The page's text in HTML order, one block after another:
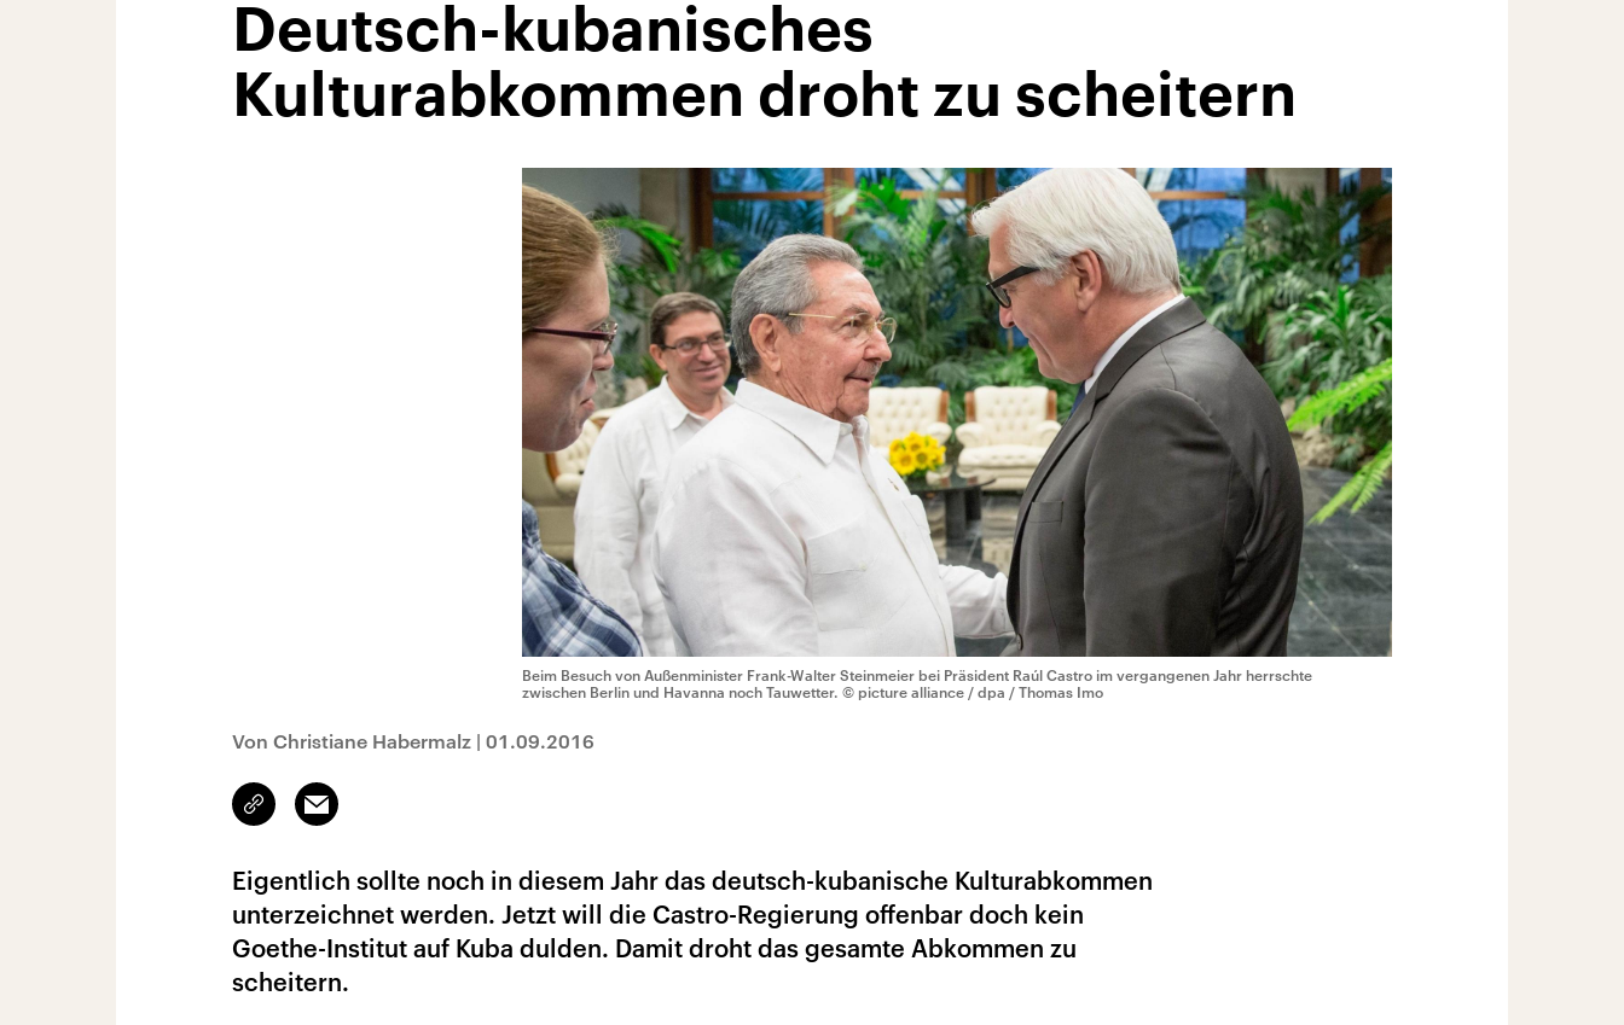
Deutsch-kubanisches
Kulturabkommen droht zu scheitern
Beim Besuch von Außenminister Frank-Walter Steinmeier bei Präsident Raúl Castro im vergangenen Jahr herrschte
zwischen Berlin und Havanna noch Tauwetter. © picture alliance / dpa / Thomas Imo
Von Christiane Habermalz | 01.09.2016
Link
kopieren/teilen
Email
Eigentlich sollte noch in diesem Jahr das deutsch-kubanische Kulturabkommen
unterzeichnet werden. Jetzt will die Castro-Regierung offenbar doch kein
Goethe-Institut auf Kuba dulden. Damit droht das gesamte Abkommen zu
scheitern.